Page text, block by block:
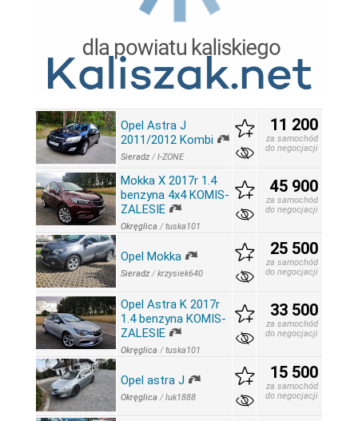
Opel Astra J
2011/2012 Kombi
Sieradz /I-ZONE
11 200
za samochód
do negocjacji
Mokka X 2017r 1.4
benzyna 4x4 KOMIS-
ZALESIE
Okręglica /tuska101
45 900
za samochód
do negocjacji
Opel Mokka
Sieradz /krzysiek640
25 500
za samochód
do negocjacji
Opel Astra K 2017r
1.4 benzyna KOMIS-
ZALESIE
Okręglica /tuska101
33 500
za samochód
do negocjacji
Opel astra J
Okręglica /luk1888
15 500
za samochód
do negocjacji